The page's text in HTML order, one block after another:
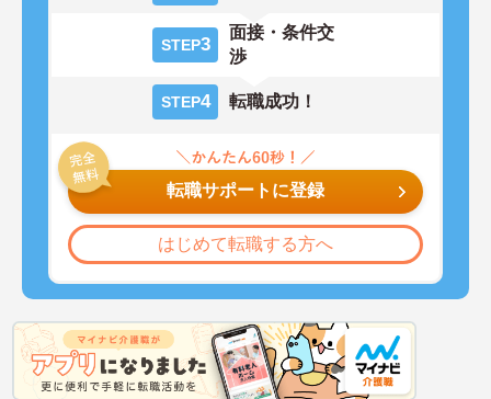
STEP3
面接・条件交
渉
STEP4 転職成功！
転職サポートに登録
はじめて転職する方へ